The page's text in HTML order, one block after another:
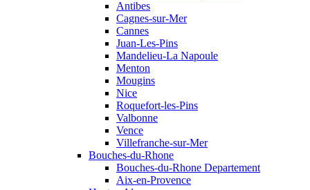
Antibes
Cagnes-sur-Mer
Cannes
Juan-Les-Pins
Mandelieu-La Napoule
Menton
Mougins
Nice
Roquefort-les-Pins
Valbonne
Vence
Villefranche-sur-Mer
Bouches-du-Rhone
Bouches-du-Rhone Departement
Aix-en-Provence